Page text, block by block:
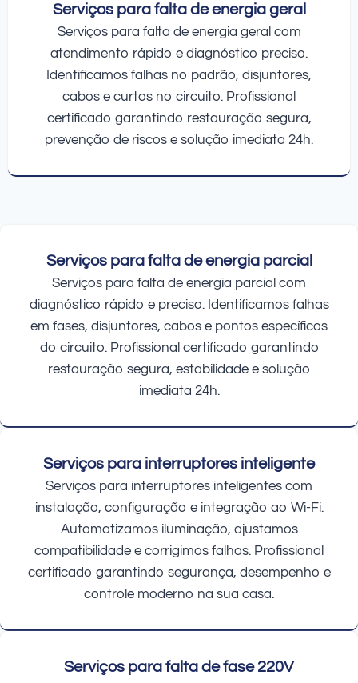
Serviços para falta de energia geral
Serviços para falta de energia geral com
atendimento rápido e diagnóstico preciso.
Identificamos falhas no padrão, disjuntores,
cabos e curtos no circuito. Profissional
certificado garantindo restauração segura,
prevenção de riscos e solução imediata 24h.
Serviços para falta de energia parcial
Serviços para falta de energia parcial com
diagnóstico rápido e preciso. Identificamos falhas
em fases, disjuntores, cabos e pontos específicos
do circuito. Profissional certificado garantindo
restauração segura, estabilidade e solução
imediata 24h.
Serviços para interruptores inteligente
Serviços para interruptores inteligentes com
instalação, configuração e integração ao Wi-Fi.
Automatizamos iluminação, ajustamos
compatibilidade e corrigimos falhas. Profissional
certificado garantindo segurança, desempenho e
controle moderno na sua casa.
Serviços para falta de fase 220V